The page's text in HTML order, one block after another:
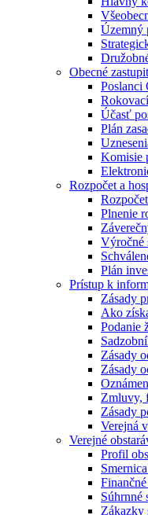
Územný
Obecné
Poslanci
Účasť
Plán
Komisie
Rozpočet a
Plnenie
Výročné
Plán
Prístup k
Zásady
Ako
Podanie
Zásady
Zásady
Zmluvy,
Zásady
Verejná
Verejné
Profil
Súhrnné
Zákazky